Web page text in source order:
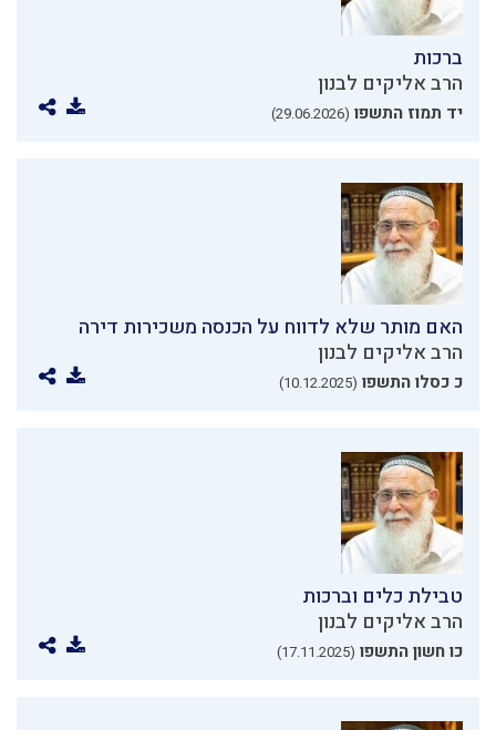
ברכות
הרב אליקים לבנון
יד תמוז התשפו (29.06.2026)
האם מותר שלא לדווח על הכנסה משכירות דירה
הרב אליקים לבנון
כ כסלו התשפו (10.12.2025)
טבילת כלים וברכות
הרב אליקים לבנון
כו חשון התשפו (17.11.2025)